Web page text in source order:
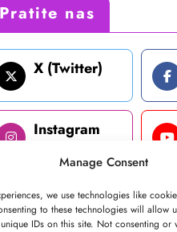
Manage Consent
we use technologies like
to these technologies will allow
IDs on this site. Not consenting or
Pratite nas
X (Twitter)
Instagram
LinkedIn